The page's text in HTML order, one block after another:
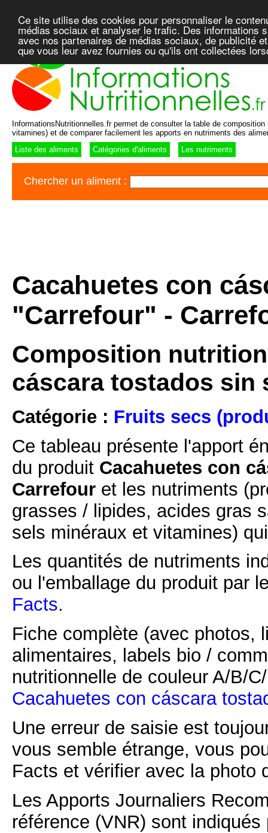
Ce site utilise des cookies pour personnaliser le
médias sociaux et analyser le trafic. Des informations
avec nos partenaires de médias sociaux, de publicité
que vous leur avez fournies ou qu'ils ont collectées
InformationsNutritionnelles.fr permet de consulter la table de
vitamines) et de comparer facilement les apports en nutriments des
Liste des aliments
Catégories d'aliments Les nutriments
Chercher un aliment :
Cacahuetes con
"Carrefour" -
Composition
cáscara tostados sin
Catégorie : Fruits secs
Ce tableau présente l'apport
du produit Cacahuetes con
Carrefour et les nutriments
grasses / lipides, acides gras
sels minéraux et vitamines)
Les quantités de nutriments
ou l'emballage du produit par
Facts.
Fiche complète (avec photos,
alimentaires, labels bio /
nutritionnelle de couleur A/B/
Cacahuetes con cáscara
Une erreur de saisie est
vous semble étrange, vous
Facts et vérifier avec la photo
Les Apports Journaliers
référence (VNR) sont